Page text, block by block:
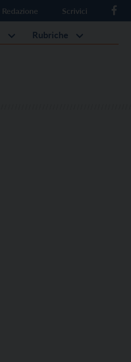
Redazione Scrivici
Rubriche